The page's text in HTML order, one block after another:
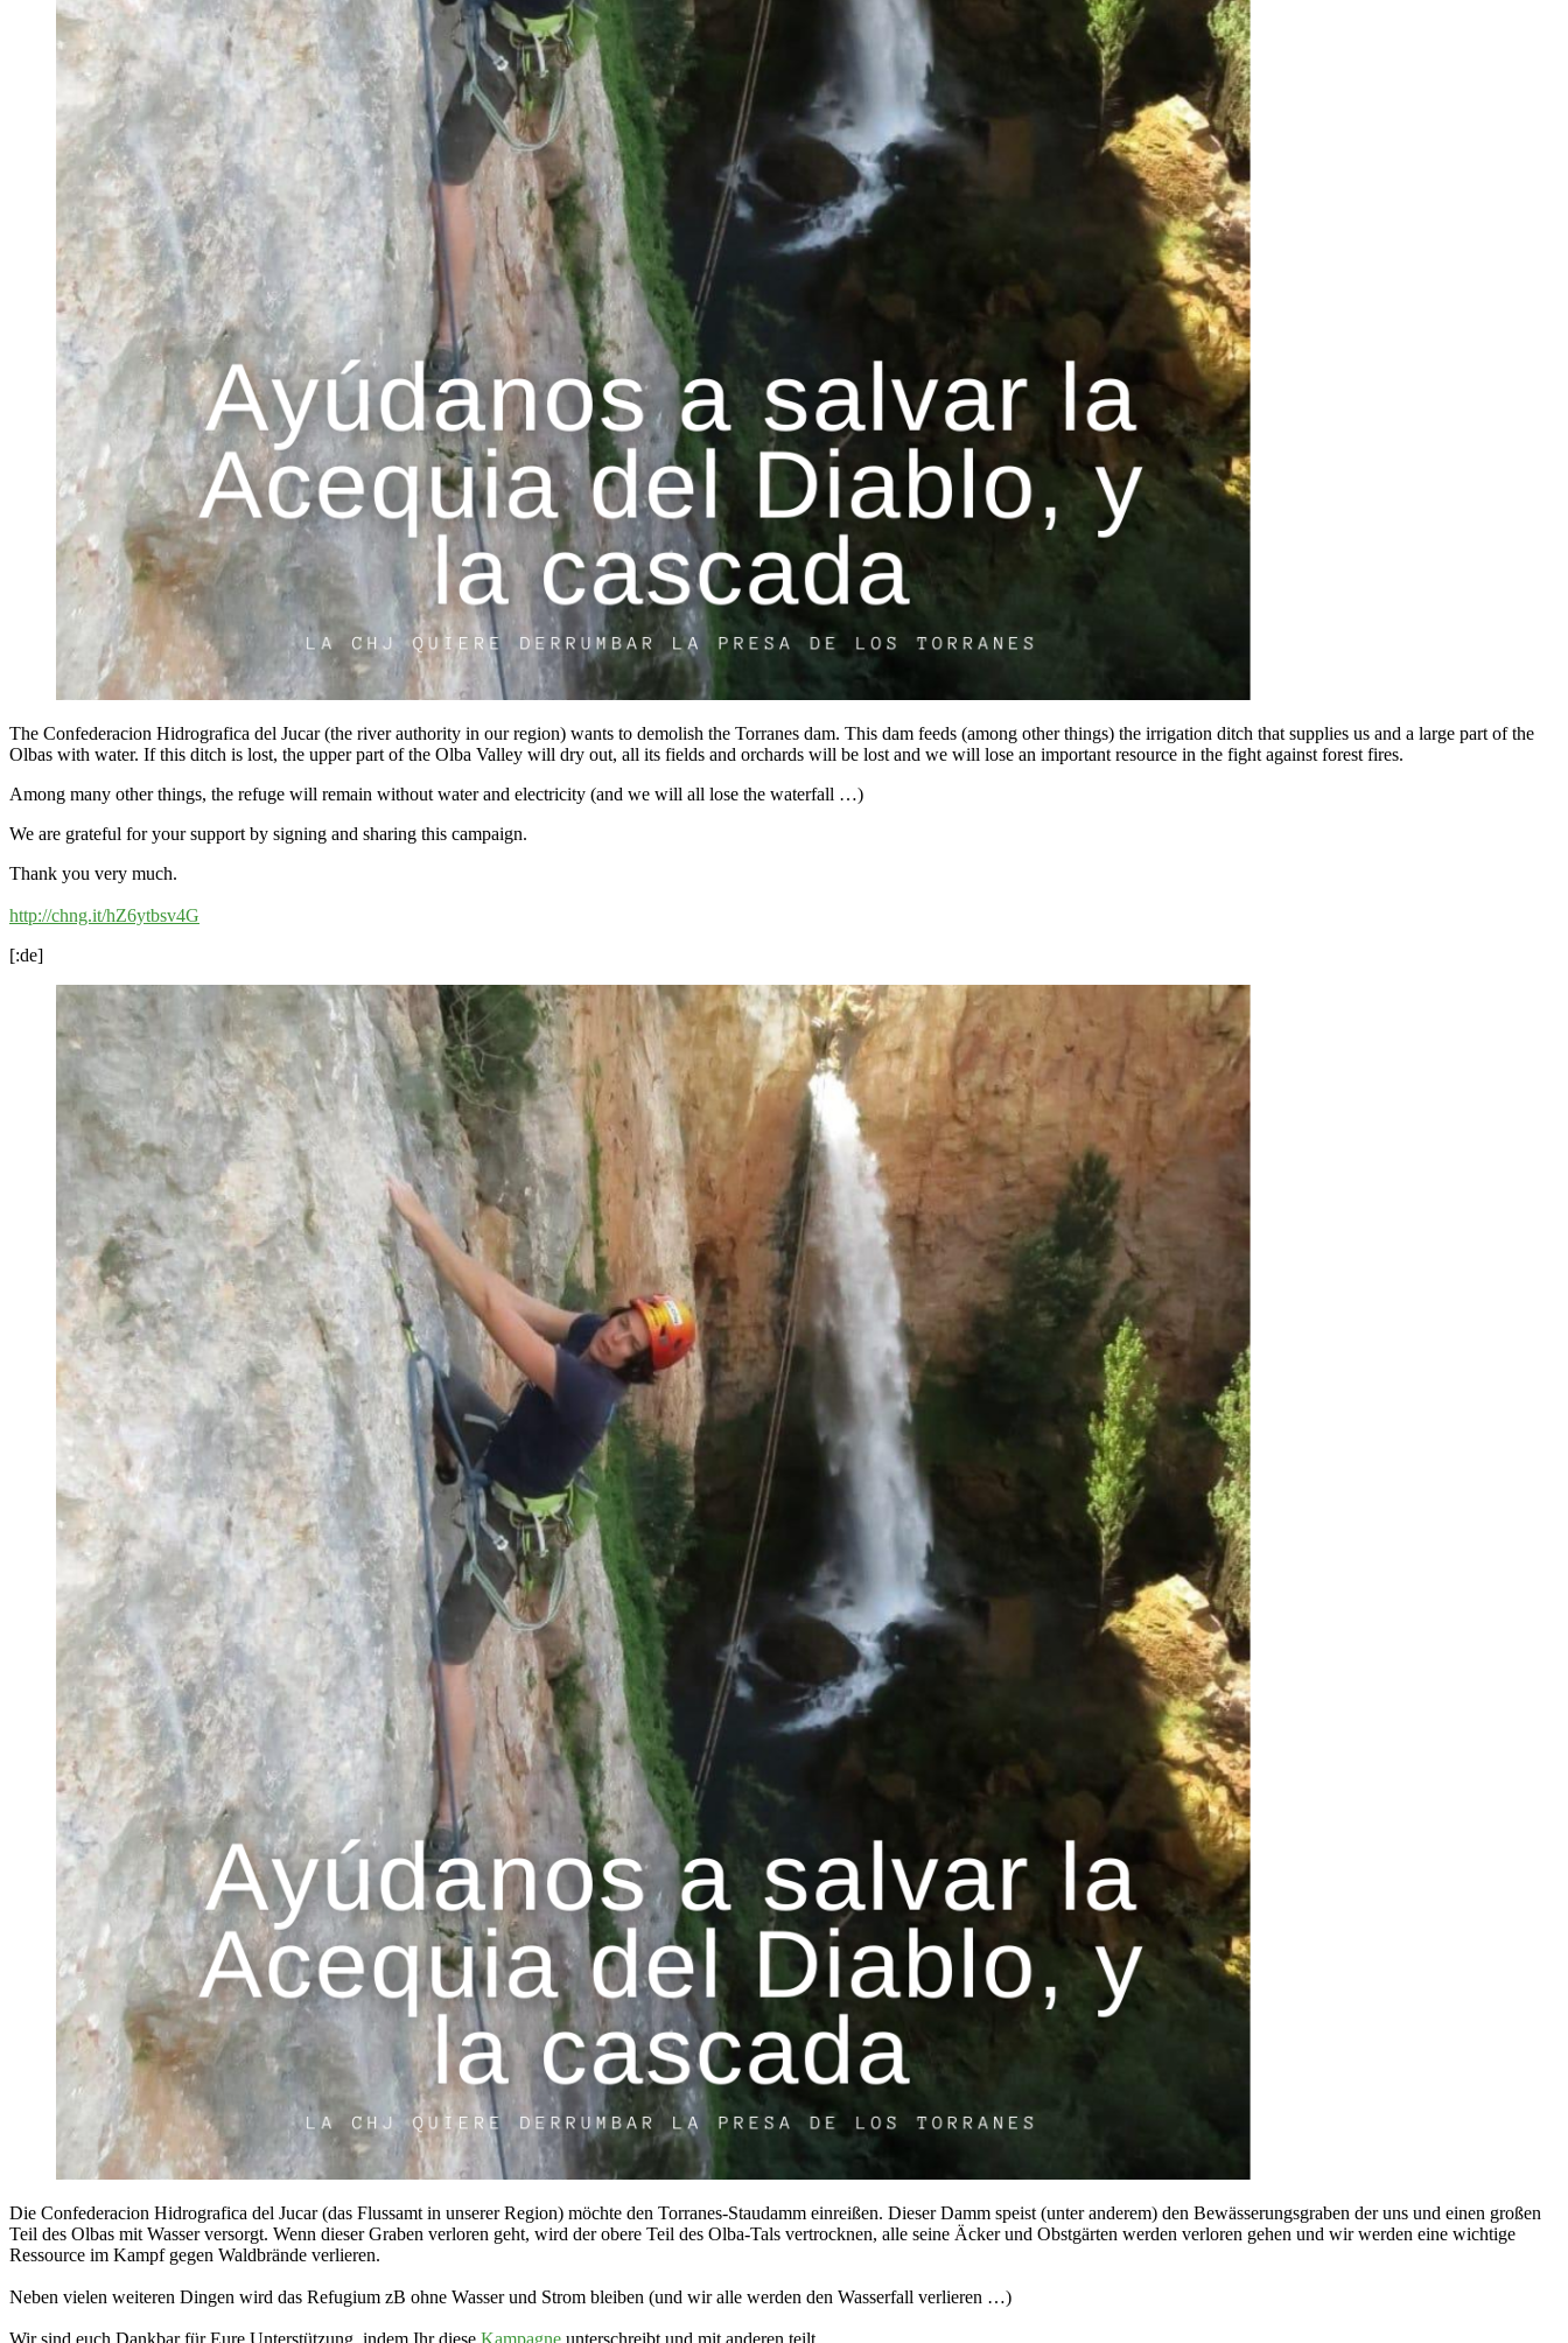
The Confederacion Hidrografica del Jucar (the river authority in our region) wants to demolish the Torranes dam. This dam feeds (among other things) the irrigation ditch that supplies us and a large part of the
Olbas with water. If this ditch is lost, the upper part of the Olba Valley will dry out, all its fields and orchards will be lost and we will lose an important resource in the fight against forest fires.
Among many other things, the refuge will remain without water and electricity (and we will all lose the waterfall …)
We are grateful for your support by signing and sharing this campaign.
Thank you very much.
http://chng.it/hZ6ytbsv4G
[:de]
Die Confederacion Hidrografica del Jucar (das Flussamt in unserer Region) möchte den Torranes-Staudamm einreißen. Dieser Damm speist (unter anderem) den Bewässerungsgraben der uns und einen großen
Teil des Olbas mit Wasser versorgt. Wenn dieser Graben verloren geht, wird der obere Teil des Olba-Tals vertrocknen, alle seine Äcker und Obstgärten werden verloren gehen und wir werden eine wichtige
Ressource im Kampf gegen Waldbrände verlieren.
Neben vielen weiteren Dingen wird das Refugium zB ohne Wasser und Strom bleiben (und wir alle werden den Wasserfall verlieren …)